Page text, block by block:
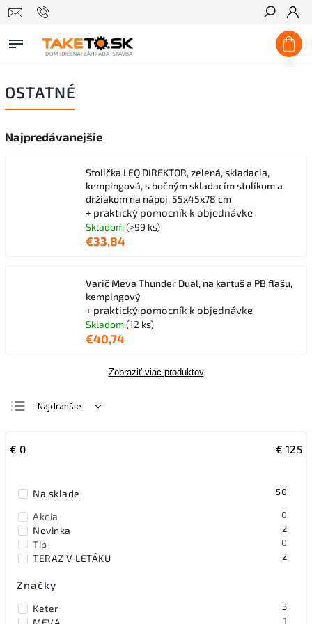
Hľadať
OSTATNÉ
Najpredávanejšie
Stolička LEQ DIREKTOR, zelená, skladacia,
kempingová, s bočným skladacím stolíkom a
držiakom na nápoj, 55x45x78 cm
+ praktický pomocník k objednávke
Skladom(>99 ks)
€33,84
Varič Meva Thunder Dual, na kartuš a PB fľašu,
kempingový
+ praktický pomocník k objednávke
Skladom(12 ks)
€40,74
Zobraziť viac produktov
Najdrahšie
€ 0 € 125
Na sklade 50
Akcia 0
Novinka 2
Tip 0
TERAZ V LETÁKU 2
Značky
Keter 3
1